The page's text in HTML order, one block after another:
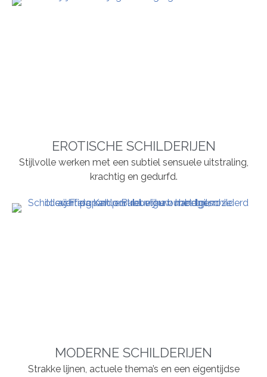
EROTISCHE SCHILDERIJEN
Stijlvolle werken met een subtiel sensuele uitstraling,
krachtig en gedurfd.
MODERNE SCHILDERIJEN
Strakke lijnen, actuele thema’s en een eigentijdse